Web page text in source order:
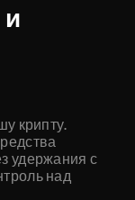
крипту.
удержания с
над